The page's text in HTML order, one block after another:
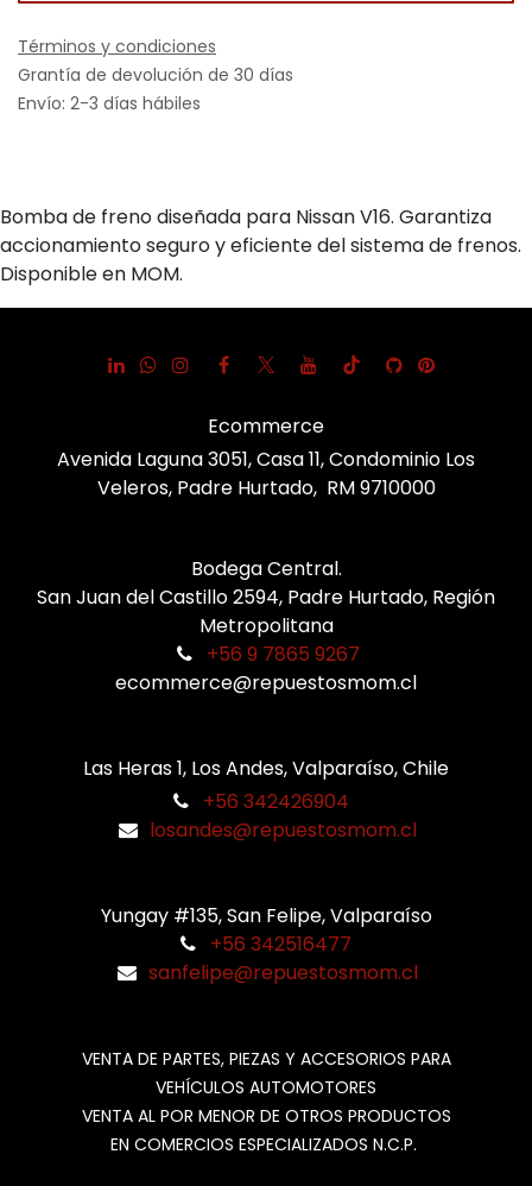
Términos y condiciones
Grantía de devolución de 30 días
Envío: 2-3 días hábiles
Bomba de freno diseñada para Nissan V16. Garantiza
accionamiento seguro y eficiente del sistema de frenos.
Disponible en MOM.
Ecommerce
Avenida Laguna 3051, Casa 11, Condominio Los
Veleros, Padre Hurtado, RM 9710000
Bodega Central.
San Juan del Castillo 2594, Padre Hurtado, Región
Metropolitana
+56 9 7865 9267
ecommerce@repuestosmom.cl
Las Heras 1, Los Andes, Valparaíso, Chile
+56 342426904
losandes@repuestosmom.cl
Yungay #135, San Felipe, Valparaíso
+56 342516477
sanfelipe@repuestosmom.cl
VENTA DE PARTES, PIEZAS Y ACCESORIOS PARA
VEHÍCULOS AUTOMOTORES
VENTA AL POR MENOR DE OTROS PRODUCTOS
EN COMERCIOS ESPECIALIZADOS N.C.P.